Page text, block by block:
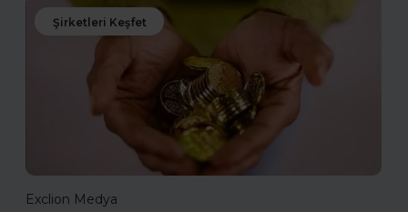
Şirketleri Keşfet
Exclion Medya